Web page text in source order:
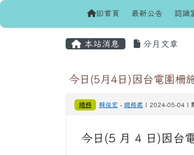
跳至主內容區
花蓮縣立富里國民中
導覽列 回首頁 最新公告 認識
主內容區域
本站消息 分月文章
今日(5月4日)因台電圍柵
總務 賴俊宏 - 總務處 | 2024-05-04 |
今日(5 月 4 日)因台